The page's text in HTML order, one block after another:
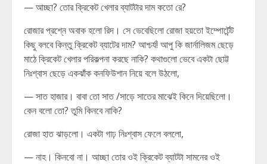
— আচ্ছা? তোর ক্রিকেট খেলার ব্যাটটার দাম কতো রে?
রোজার প্রশ্নে অবাক হলো রিদ। সে ভেবেছিলো রোজা হয়তো ইম্পোর্টেন্ট
কিছু বলবে কিন্তু ক্রিকেট ব্যাটের দাম? আশ্চর্য! আপু কি জার্নালিজম ছেড়ে
মাঠে ক্রিকেট খেলার পরিকল্পনা করছে নাকি? কথাগুলো ভেবে একটা ছোট্ট
নিঃশ্বাস ছেড়ে একঝাঁক কনফিউশান নিয়ে বলে উঠলো,
— সাত হাজার। বাবা তো সাত /সাড়ে সাতের মাঝেই কিনে দিয়েছিলো।
কেন বলো তো? তুমি কিনবে নাকি?
রোজা হাত ঝাড়লো। একটা গাঢ় নিঃশ্বাস ফেলে বললো,
— নাহ। কিনবো না। আচ্ছা তোর ওই ক্রিকেট ব্যাটটা সামনের ওই